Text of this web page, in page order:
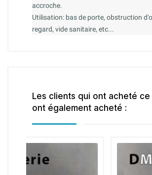
accroche.
Utilisation: bas de porte, obstruction
regard, vide sanitaire, etc...
Les clients qui ont acheté
ont également acheté :